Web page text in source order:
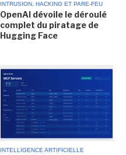
INTRUSION, HACKING ET PARE-FEU
OpenAI dévoile le déroulé
complet du piratage de
Hugging Face
INTELLIGENCE ARTIFICIELLE